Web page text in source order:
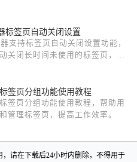
标签页自动关闭设置
支持标签页自动关闭设置功能，
关闭长时间未使用的标签页，释
签页分组功能使用教程
签页分组功能使用教程，帮助用
管理标签页，提高工作效率。
请在下载后24小时内删除，不得用于